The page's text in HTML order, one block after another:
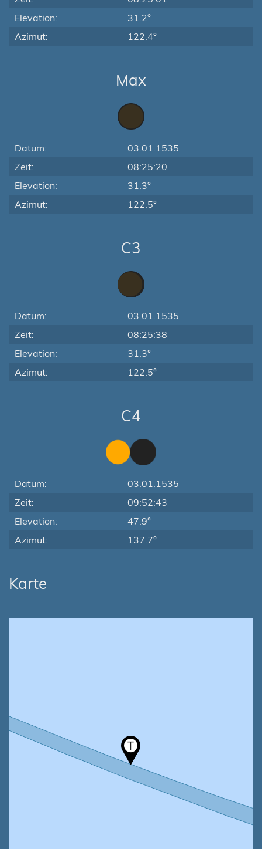
Elevation:
31.2°
Azimut:
122.4°
Max
Datum:
03.01.1535
Zeit:
08:25:20
Elevation:
31.3°
Azimut:
122.5°
C3
Datum:
03.01.1535
Zeit:
08:25:38
Elevation:
31.3°
Azimut:
122.5°
C4
Datum:
03.01.1535
Zeit:
09:52:43
Elevation:
47.9°
Azimut:
137.7°
Karte